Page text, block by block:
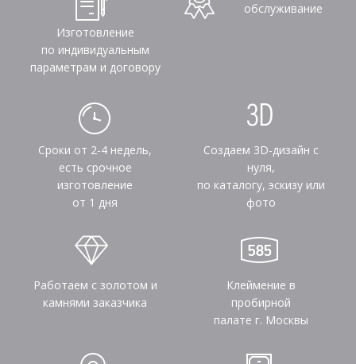
Изготовление
по индивидуальным
параметрам и договору
обслуживание
Сроки от 2-4 недель,
есть срочное
изготовление
от 1 дня
Создаем 3D-дизайн с
нуля,
по каталогу, эскизу или
фото
Работаем с золотом и
камнями заказчика
Клеймение в
пробирной
палате г. Москвы